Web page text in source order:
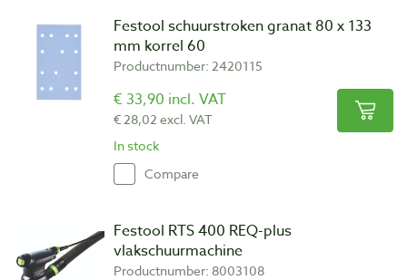
Festool schuurstroken granat 80 x 133
mm korrel 60
Productnumber: 2420115
€ 33,90 incl. VAT
€ 28,02 excl. VAT
In stock
Compare
Festool RTS 400 REQ-plus
vlakschuurmachine
Productnumber: 8003108